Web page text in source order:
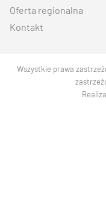
Oferta regionalna
Kontakt
Wszystkie prawa